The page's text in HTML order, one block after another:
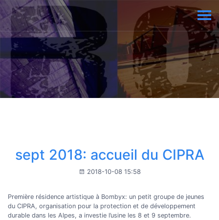
sept 2018: accueil du CIPRA
2018-10-08 15:58
Première résidence artistique à Bombyx: un petit groupe de jeunes
du CIPRA, organisation pour la protection et de développement
durable dans les Alpes, a investie l’usine les 8 et 9 septembre.